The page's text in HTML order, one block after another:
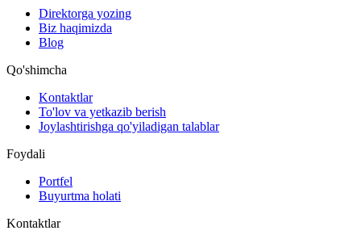
Direktorga yozing
Biz haqimizda
Blog
Qo'shimcha
Kontaktlar
To'lov va yetkazib berish
Joylashtirishga qo'yiladigan talablar
Foydali
Portfel
Buyurtma holati
Kontaktlar